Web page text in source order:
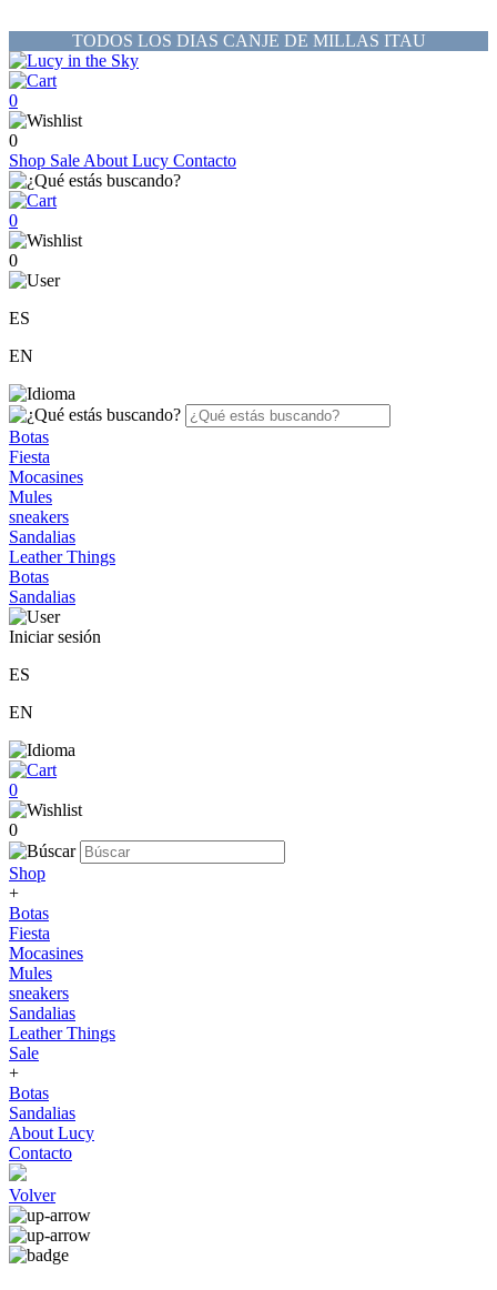
TODOS LOS DIAS CANJE DE MILLAS ITAU
0
0
Shop Sale About Lucy Contacto
0
0
ES
EN
Botas
Fiesta
Mocasines
Mules
sneakers
Sandalias
Leather Things
Botas
Sandalias
Iniciar sesión
ES
EN
0
0
Shop
+
Botas
Fiesta
Mocasines
Mules
sneakers
Sandalias
Leather Things
Sale
+
Botas
Sandalias
About Lucy
Contacto
Volver